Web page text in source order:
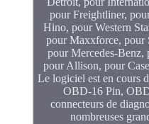
pour Freightliner,
Hino, pour Western
pour Maxxforce, pour
pour Mercedes-
pour Allison, pour
Le logiciel est en cours
OBD-16 Pin,
connecteurs de
nombreuses